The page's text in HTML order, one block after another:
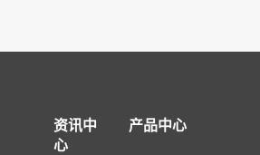
资讯中
心
产品中心